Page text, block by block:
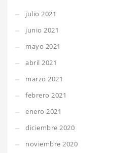
julio 2021
junio 2021
mayo 2021
abril 2021
marzo 2021
febrero 2021
enero 2021
diciembre 2020
noviembre 2020